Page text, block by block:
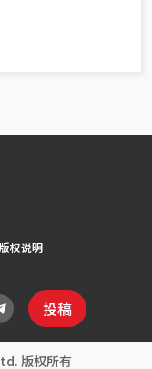
版权说明
投稿
版权所有